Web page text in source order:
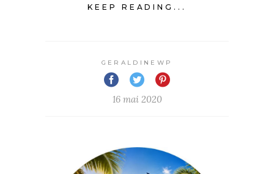
KEEP READING...
GERALDINEWP
16 mai 2020